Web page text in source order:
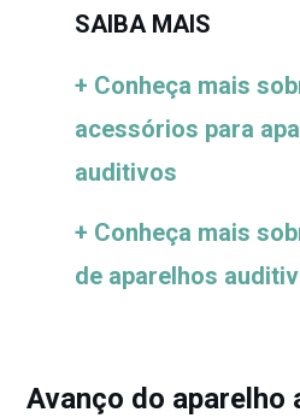
SAIBA MAIS
+ Conheça mais
acessórios para
auditivos
+ Conheça mais
de aparelhos
Avanço do aparelho